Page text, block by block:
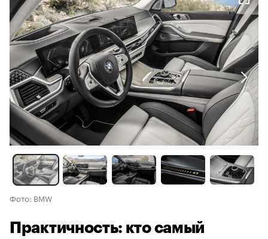
Фото: BMW
Практичность: кто самый